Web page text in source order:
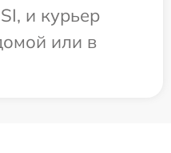
и курьер
или в